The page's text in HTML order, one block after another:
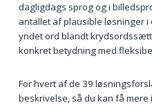
dagligdags sprog og i
antallet af plausible løsninger
yndet ord blandt
konkret betydning med
For hvert af de 39
beskrivelse, så du kan få